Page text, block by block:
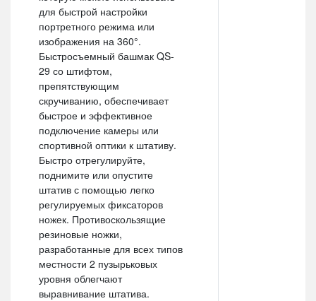
для быстрой настройки
портретного режима или
изображения на 360°.
Быстросъемный башмак QS-
29 со штифтом,
препятствующим
скручиванию, обеспечивает
быстрое и эффективное
подключение камеры или
спортивной оптики к штативу.
Быстро отрегулируйте,
поднимите или опустите
штатив с помощью легко
регулируемых фиксаторов
ножек. Противоскользящие
резиновые ножки,
разработанные для всех типов
местности 2 пузырьковых
уровня облегчают
выравнивание штатива.